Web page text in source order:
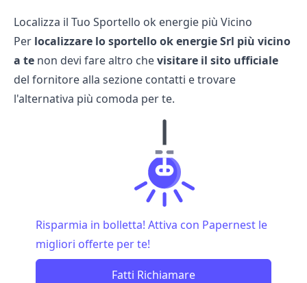
Localizza il Tuo Sportello ok energie più Vicino
Per localizzare lo sportello ok energie Srl più vicino
a te non devi fare altro chevisitare il sito ufficiale
del fornitore alla sezione contatti e trovare
l'alternativa più comoda per te.
Risparmia in bolletta! Attiva con Papernest le
migliori offerte per te!
Fatti Richiamare